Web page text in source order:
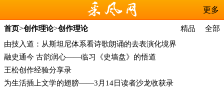
更多
首页>创作理论>创作理论 精品
全部
由技入道：从斯坦尼体系看诗歌朗诵的去表演化境界
融史通今 古韵润心——临习《史墙盘》的悟道
王松创作经验分享录
为生活插上文学的翅膀——3月14日读者沙龙收获录